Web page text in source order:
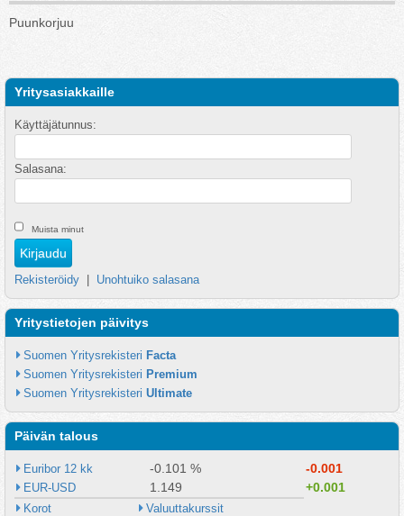
Puunkorjuu
Yritysasiakkaille
Käyttäjätunnus:
Salasana:
Muista minut
Rekisteröidy Unohtuiko salasana
Yritystietojen päivitys
Suomen Yritysrekisteri Facta
Suomen Yritysrekisteri Premium
Suomen Yritysrekisteri Ultimate
Päivän talous
Euribor 12 kk -0.101 % -0.001
EUR-USD 1.149 +0.001
Korot Valuuttakurssit